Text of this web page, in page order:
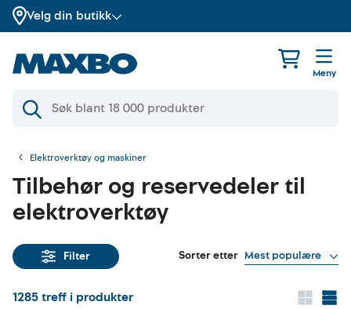
Velg din butikk
Meny
Elektroverktøy og maskiner
Tilbehør og reservedeler til
elektroverktøy
Filter Sorter etter Mest populære
1285treff i produkter